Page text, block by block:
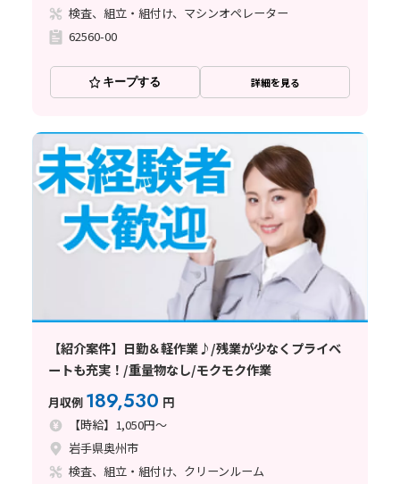
検査、組立・組付け、マシンオペレーター
62560-00
キープする 詳細を見る
【紹介案件】日勤＆軽作業♪/残業が少なくプライベ
ートも充実！/重量物なし/モクモク作業
月収例 189,530 円
【時給】1,050円～
岩手県奥州市
検査、組立・組付け、クリーンルーム